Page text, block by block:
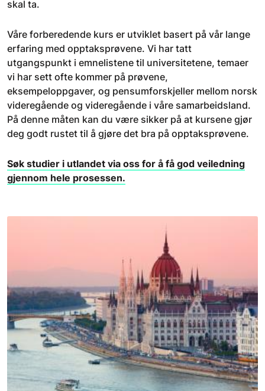
skal ta.
Våre forberedende kurs er utviklet basert på vår lange
erfaring med opptaksprøvene. Vi har tatt
utgangspunkt i emnelistene til universitetene, temaer
vi har sett ofte kommer på prøvene,
eksempeloppgaver, og pensumforskjeller mellom norsk
videregående og videregående i våre samarbeidsland.
På denne måten kan du være sikker på at kursene gjør
deg godt rustet til å gjøre det bra på opptaksprøvene.
Søk studier i utlandet via oss for å få god veiledning
gjennom hele prosessen.